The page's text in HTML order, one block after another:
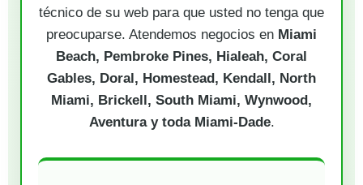
técnico de su web para que usted no tenga que
preocuparse. Atendemos negocios en Miami
Beach, Pembroke Pines, Hialeah, Coral
Gables, Doral, Homestead, Kendall, North
Miami, Brickell, South Miami, Wynwood,
Aventura y toda Miami-Dade.